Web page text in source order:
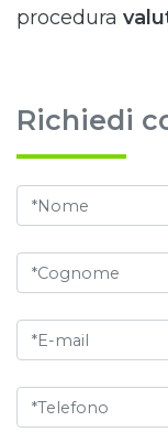
procedura
Richiedi